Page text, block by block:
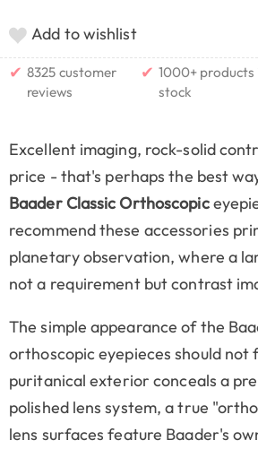
Add to wishlist
✔ 8325 customer
reviews
✔ 1000+ products
stock
Excellent imaging, rock-solid
price - that's perhaps the best
Baader Classic Orthoscopic
recommend these accessories
planetary observation, where a
not a requirement but contrast
The simple appearance of the
orthoscopic eyepieces should not
puritanical exterior conceals a
polished lens system, a true
lens surfaces feature Baader's